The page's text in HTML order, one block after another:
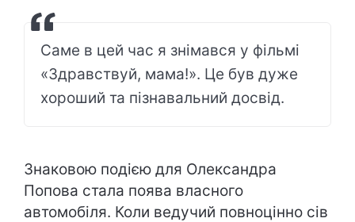
Саме в цей час я знімався у фільмі
«Здравствуй, мама!». Це був дуже
хороший та пізнавальний досвід.
Знаковою подією для Олександра
Попова стала поява власного
автомобіля. Коли ведучий повноцінно сів